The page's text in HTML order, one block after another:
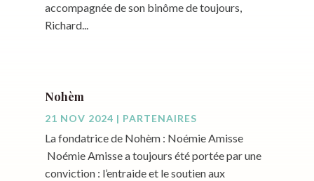
accompagnée de son binôme de toujours,
Richard...
Nohèm
21 NOV 2024 | PARTENAIRES
La fondatrice de Nohèm : Noémie Amisse
Noémie Amisse a toujours été portée par une
conviction : l’entraide et le soutien aux